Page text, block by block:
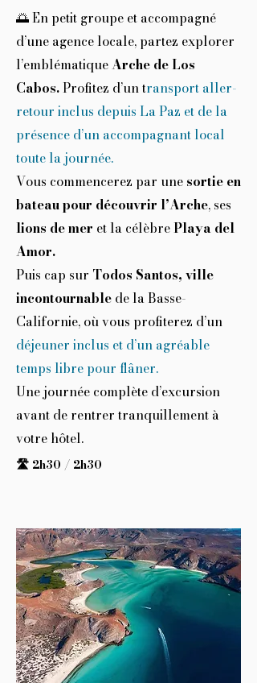
🌅 En petit groupe et accompagné
d’une agence locale, partez explorer
l’emblématiqueArche de Los
Cabos.Profitez d’un transport aller-
retour inclus depuis La Paz et de la
présence d’un accompagnant local
toute la journée.
Vous commencerez par une sortie en
bateau pour découvrir l’Arche, ses
lions de mer et la célèbrePlaya del
Amor.
Puis cap sur Todos Santos, ville
incontournable de la Basse-
Californie, où vous profiterez d’un
déjeuner inclus et d’un agréable
temps libre pour flâner.
Une journée complète d’excursion
avant de rentrer tranquillement à
votre hôtel.
🛣️ 2h30 / 2h30